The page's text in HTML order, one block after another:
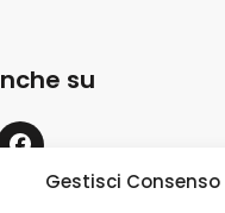
Gestisci Consenso
su